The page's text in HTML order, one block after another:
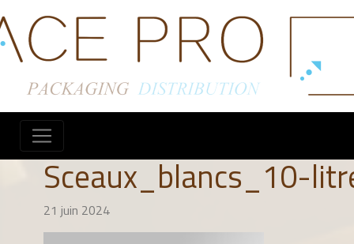
Sceaux_blancs_10-
21 juin 2024